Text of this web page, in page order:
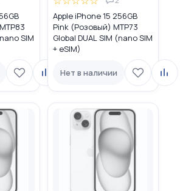
SIM
Apple iPhone 15 256GB
Pink (Розовый) MTP73
Global DUAL SIM (nano SIM
+ eSIM)
Нет в наличии